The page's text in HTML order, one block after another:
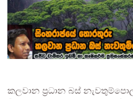
කලවාන ප්‍රධාන බස්